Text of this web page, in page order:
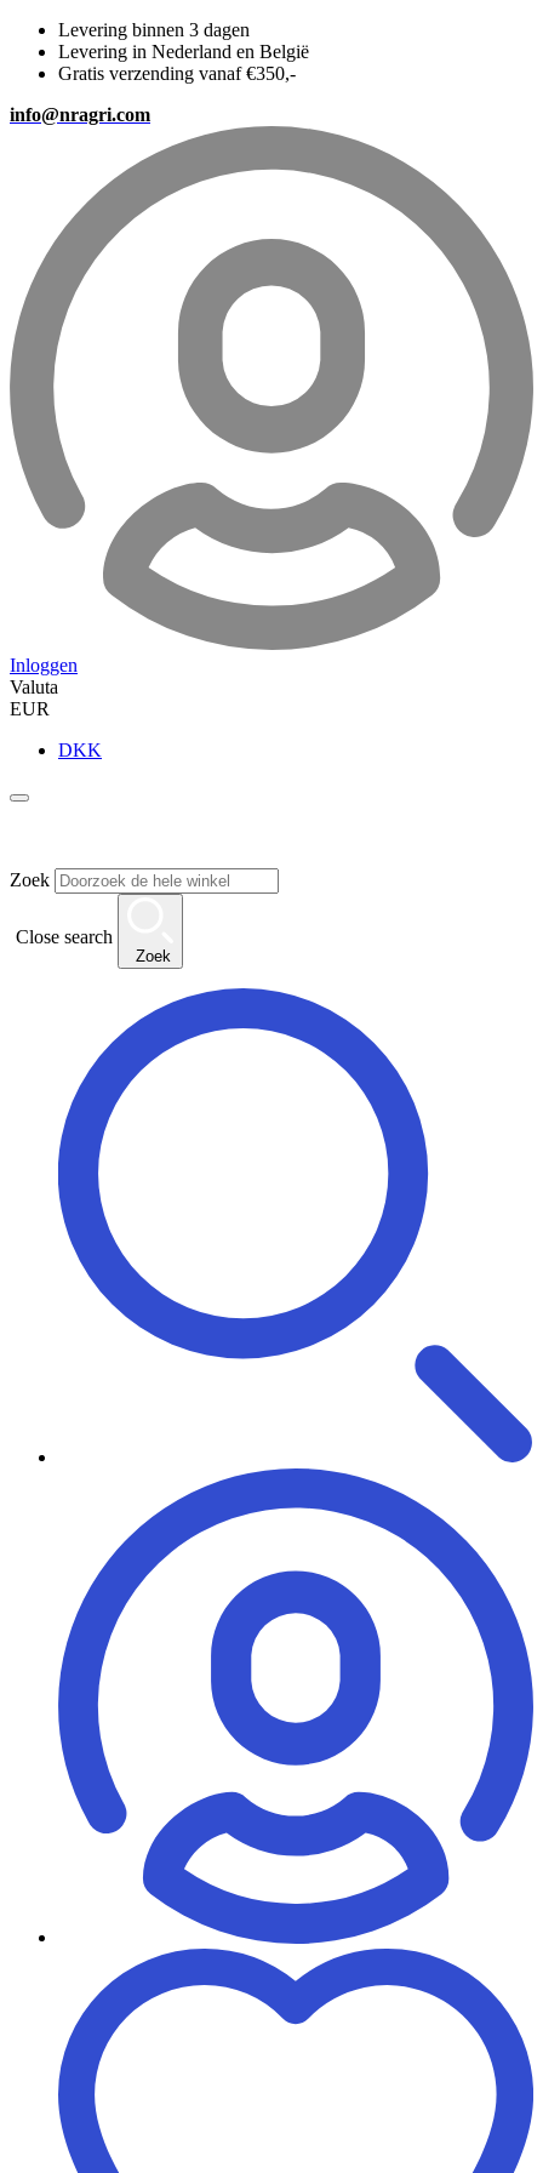
Levering binnen 3 dagen
Levering in Nederland en België
Gratis verzending vanaf €350,-
info@nragri.com
Inloggen
Valuta
EUR
DKK
Zoek
Close search
Zoek